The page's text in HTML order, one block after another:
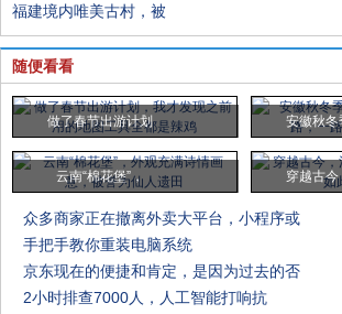
福建境内唯美古村，被
随便看看
做了春节出游计划 安徽秋冬
云南“棉花堡”， 穿越古
众多商家正在撤离外卖大平台，小程序或
手把手教你重装电脑系统
京东现在的便捷和肯定，是因为过去的否
2小时排查7000人，人工智能打响抗